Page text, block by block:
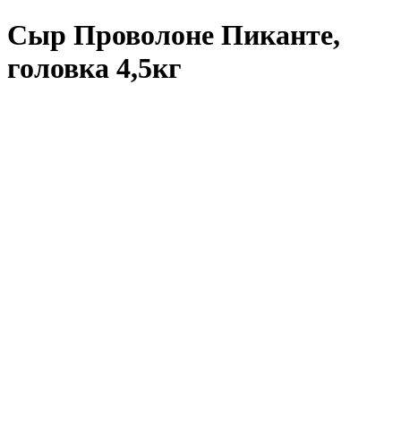
Сыр Проволоне Пиканте,
головка 4,5кг